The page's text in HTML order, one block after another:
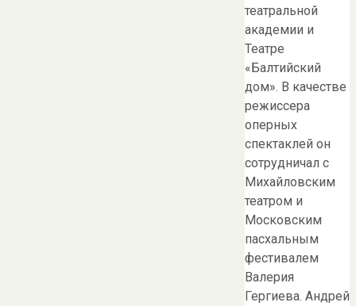
театральной
академии и
Театре
«Балтийский
дом». В качестве
режиссера
оперных
спектаклей он
сотрудничал с
Михайловским
театром и
Московским
пасхальным
фестивалем
Валерия
Гергиева. Андрей